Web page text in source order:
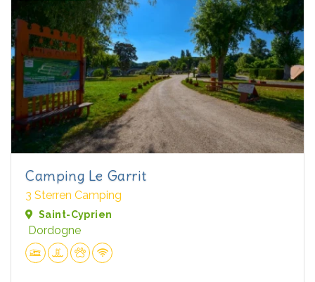
Camping Le Garrit
3 Sterren Camping
Saint-Cyprien
Dordogne